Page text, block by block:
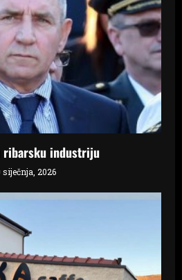
ribarsku industriju
siječnja, 2026